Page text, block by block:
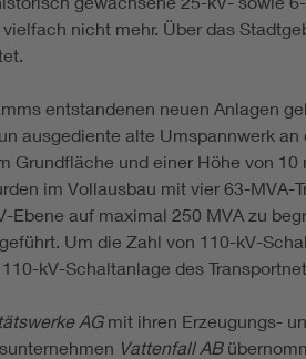
nicht mehr. Über das
entstandenen neuen Anlagen
ausgediente alte Umspannwerk
Grundfläche und einer Höhe von
im Vollausbau mit vier 63-
auf maximal 250 MVA zu
Um die Zahl von 110-kV-
kV-Schaltanlage des
AGmit ihren Erzeugungs-
Vattenfall AB